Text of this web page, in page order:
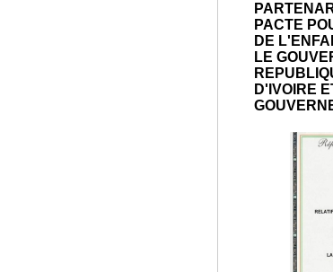
PACTE
DE
LE
D'IVOIRE